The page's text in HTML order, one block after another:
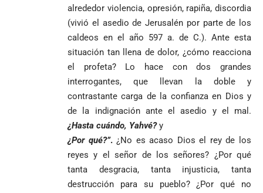
alrededor violencia, opresión, rapiña, discordia
(vivió el asedio de Jerusalén por parte de los
caldeos en el año 597 a. de C.). Ante esta
situación tan llena de dolor, ¿cómo reacciona
el profeta? Lo hace con dos grandes
interrogantes, que llevan la doble y
contrastante carga de la confianza en Dios y
de la indignación ante el asedio y el mal.
¿Hasta cuándo, Yahvé?y
¿Por qué?”.¿No es acaso Dios el rey de los
reyes y el señor de los señores? ¿Por qué
tanta desgracia, tanta injusticia, tanta
destrucción para su pueblo? ¿Por qué no
Fico Gutiérrez
demanda
nombramiento
Supersalud y
pide
suspensión
inmediata del
cargo
estudiantes
indígenas,
afrodescendientes
y mestizos
inician nueva
jornada académica
en Medellín
Sonsón-Rionegro
Gustavo Petro
afirma que “no
se puede
proclamar
presidente” y
pide esperar
los
escrutinios
oficiales
Costa de
Marfil
sorprende a
Ecuador en el
último suspiro
y acaba con su
invicto de 19
partidos
Acoso sexual en
medios: Nueva
presidencial
presuntamente lo
Medellín: un
camino que no
estudiantes
indígenas,
afrodescendientes
y mestizos
campesinos
inician nueva
jornada académica
en Medellín